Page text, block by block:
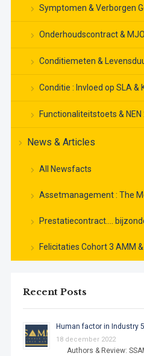
Symptomen & Verborgen
Onderhoudscontract &
Conditiemeten &
Conditie : Invloed op SLA &
Functionaliteitstoets & NEN
News & Articles
All Newsfacts
Assetmanagement : The
Prestatiecontract….
Felicitaties Cohort 3 AMM
Recent Posts
Human factor in Industry
18 december 2022
Authors & Review: